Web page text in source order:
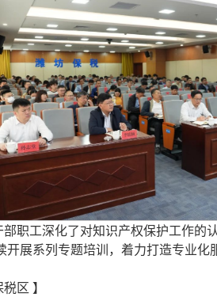
职工深化了对知识产权保护工作的
开展系列专题培训，着力打造专业
区 】